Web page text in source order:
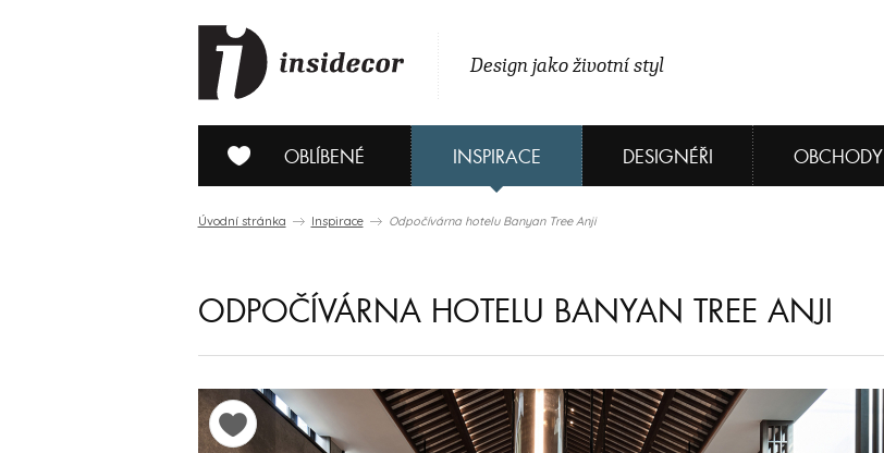
Design jako životní styl
OBLÍBENÉ INSPIRACE DESIGNÉŘI OBCHODY
Úvodní stránka Inspirace Odpočívárna hotelu Banyan Tree Anji
ODPOČÍVÁRNA HOTELU BANYAN TREE ANJI